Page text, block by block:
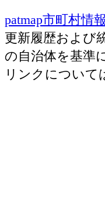
patmap市町村情
更新履歴および
の自治体を基準
リンクについて